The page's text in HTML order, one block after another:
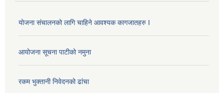
योजना संचालनको लागि चाहिने आवश्यक कागजातहरु I
आयोजना सूचना पाटीको नमुना
रकम भुक्तानी निवेदनको ढांचा